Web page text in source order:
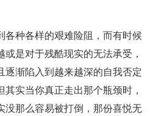
各种各样的艰难险阻，而有时候
是对于残酷现实的无法承受，
逐渐陷入到越来越深的自我否定
实当你真正走出那个瓶颈时，
没那么容易被打倒，那份喜悦无